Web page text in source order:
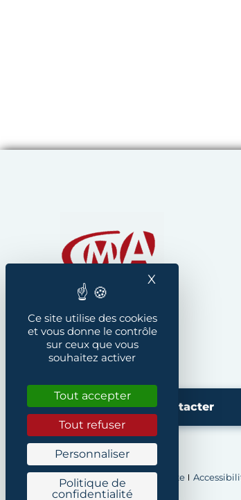
Ce site utilise des cookies
et vous donne le contrôle
sur ceux que vous
souhaitez activer
Tout accepter
Tout refuser
Personnaliser
Politique de
confidentialité
X Masquer le
Chambre de
Instagram
CMA Bretagne
Nous contacter
Plan du site